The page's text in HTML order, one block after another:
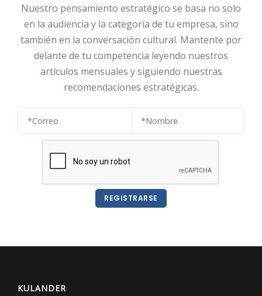
Nuestro pensamiento estratégico se basa no solo
en la audiencia y la categoría de tu empresa, sino
también en la conversación cultural. Mantente por
delante de tu competencia leyendo nuestros
artículos mensuales y siguiendo nuestras
recomendaciones estratégicas.
REGISTRARSE
KULANDER